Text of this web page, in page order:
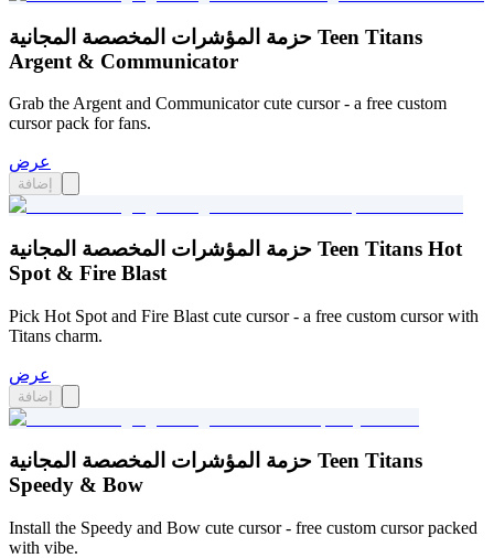
حزمة المؤشرات المخصصة المجانية Teen Titans
Argent & Communicator
Grab the Argent and Communicator cute cursor - a free custom
cursor pack for fans.
عرض
إضافة
حزمة المؤشرات المخصصة المجانية Teen Titans Hot
Spot & Fire Blast
Pick Hot Spot and Fire Blast cute cursor - a free custom cursor with
Titans charm.
عرض
إضافة
حزمة المؤشرات المخصصة المجانية Teen Titans
Speedy & Bow
Install the Speedy and Bow cute cursor - free custom cursor packed
with vibe.